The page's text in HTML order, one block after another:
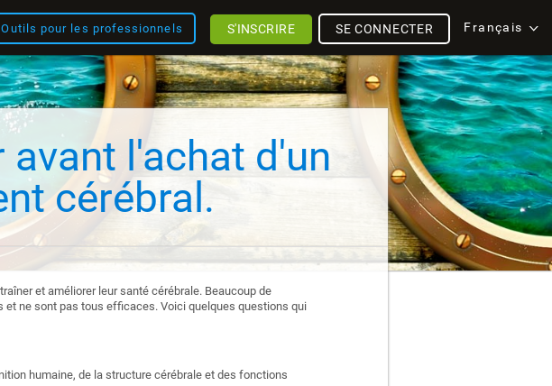
Outils pour les professionnels Français
SE CONNECTER
S'INSCRIRE
l'achat d'un
cérébral.
et améliorer leur santé cérébrale. Beaucoup de
ne sont pas tous efficaces. Voici quelques questions qui
humaine, de la structure cérébrale et des fonctions